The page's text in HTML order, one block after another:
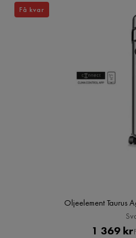
Oljeelement Taurus
1 369 kr
Få kvar